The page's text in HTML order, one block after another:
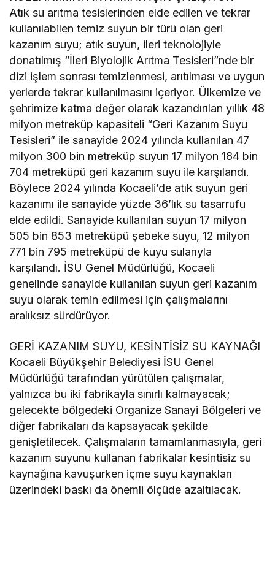
Atık su arıtma tesislerinden elde edilen ve tekrar
kullanılabilen temiz suyun bir türü olan geri
kazanım suyu; atık suyun, ileri teknolojiyle
donatılmış “İleri Biyolojik Arıtma Tesisleri”nde bir
dizi işlem sonrası temizlenmesi, arıtılması ve uygun
yerlerde tekrar kullanılmasını içeriyor. Ülkemize ve
şehrimize katma değer olarak kazandırılan yıllık 48
milyon metreküp kapasiteli “Geri Kazanım Suyu
Tesisleri” ile sanayide 2024 yılında kullanılan 47
milyon 300 bin metreküp suyun 17 milyon 184 bin
704 metreküpü geri kazanım suyu ile karşılandı.
Böylece 2024 yılında Kocaeli’de atık suyun geri
kazanımı ile sanayide yüzde 36’lık su tasarrufu
elde edildi. Sanayide kullanılan suyun 17 milyon
505 bin 853 metreküpü şebeke suyu, 12 milyon
771 bin 795 metreküpü de kuyu sularıyla
karşılandı. İSU Genel Müdürlüğü, Kocaeli
genelinde sanayide kullanılan suyun geri kazanım
suyu olarak temin edilmesi için çalışmalarını
aralıksız sürdürüyor.
GERİ KAZANIM SUYU, KESİNTİSİZ SU KAYNAĞI
Kocaeli Büyükşehir Belediyesi İSU Genel
Müdürlüğü tarafından yürütülen çalışmalar,
yalnızca bu iki fabrikayla sınırlı kalmayacak;
gelecekte bölgedeki Organize Sanayi Bölgeleri ve
diğer fabrikaları da kapsayacak şekilde
genişletilecek. Çalışmaların tamamlanmasıyla, geri
kazanım suyunu kullanan fabrikalar kesintisiz su
kaynağına kavuşurken içme suyu kaynakları
üzerindeki baskı da önemli ölçüde azaltılacak.